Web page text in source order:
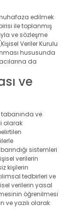
edilmek
ile toplanmış
ve sözleşme
Veriler Kurulu
hususunda
da
ve
tabanında ve
olarak
sistemleri
verilerin
kişilerin
tedbirleri ve
verilerin yasal
öğrenilmesi
yazılı olarak